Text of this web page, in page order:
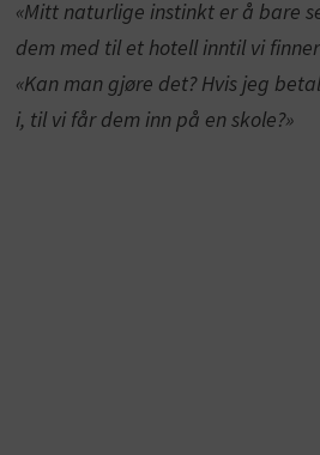
«Mitt naturlige instinkt er å bare
dem med til et hotell inntil vi
«Kan man gjøre det? Hvis jeg
i, til vi får dem inn på en skole?»